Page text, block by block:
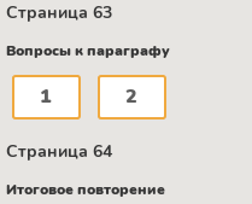
Страница 63
Вопросы к параграфу
1 2
Страница 64
Итоговое повторение